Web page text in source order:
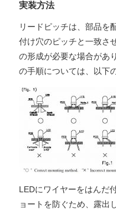
実装方法
リードピッチは、部品を
付け穴のピッチと一致さ
の形成が必要な場合があ
の手順については、以下
LEDにワイヤーをはんだ
ョートを防ぐため、露出